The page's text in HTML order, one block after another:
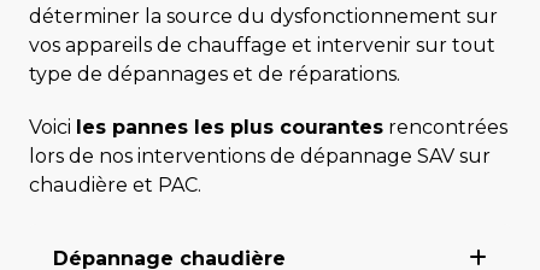
déterminer la source du dysfonctionnement sur
vos appareils de chauffage et intervenir sur tout
type de dépannages et de réparations.
Voici les pannes les plus courantes rencontrées
lors de nos interventions de dépannage SAV sur
chaudière et PAC.
Dépannage chaudière